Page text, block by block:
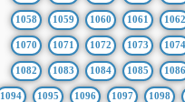
1058 1059 1060 1061 1062
1070 1071 1072 1073 1074
1082 1083 1084 1085 1086
1094 1095 1096 1097 1098